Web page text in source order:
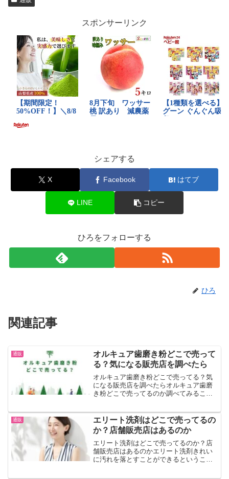
スポンサーリンク
シェアする
X Facebook はてブ
LINE コピー
ひろをフォローする
ひろ
関連記事
通販
オルキュア歯磨き粉どこで売って
る？気になる販売店を調べたら
オルキュア歯磨き粉どこで売ってる？気
になる販売店を調べたらオルキュア歯磨
き粉どこで売ってるのか調べてみること
か調べてみました。薬局ドンキホーテな
どで販売はしていません。...
通販
エリート洗剤はどこで売ってるの
か？店舗販売店はあるのか
エリート洗剤はどこで売ってるのか？店
舗販売店はあるのかエリート洗剤きれい
に汚れを落とすことができるということ